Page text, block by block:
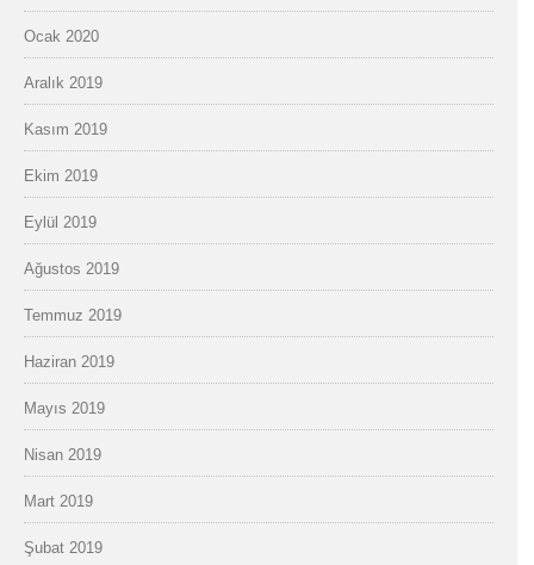
Ocak 2020
Aralık 2019
Kasım 2019
Ekim 2019
Eylül 2019
Ağustos 2019
Temmuz 2019
Haziran 2019
Mayıs 2019
Nisan 2019
Mart 2019
Şubat 2019